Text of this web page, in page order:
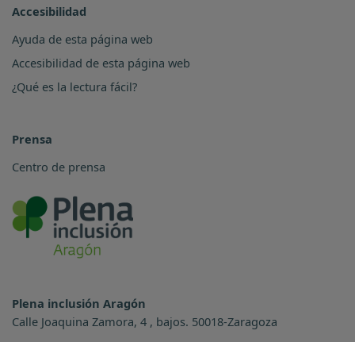
Accesibilidad
Ayuda de esta página web
Accesibilidad de esta página web
¿Qué es la lectura fácil?
Prensa
Centro de prensa
Plena inclusión Aragón
Calle Joaquina Zamora, 4 , bajos. 50018-Zaragoza